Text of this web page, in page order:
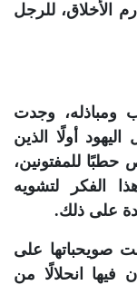
الأخلاق، للرجل
ومباذله، وجدت
أولًا الذين
حطبًا للمفتونين،
الفكر لتشويه
على ذلك.
صويحباتها على
فيها انحلالًا من